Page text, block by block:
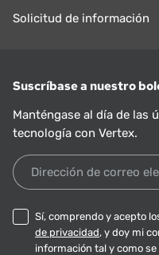
Solicitud de información
Suscríbase a nuestro
Manténgase al día de las
tecnología con Vertex.
Dirección de correo
Sí, comprendo y acepto
de privacidad, y doy mi
información tal y como